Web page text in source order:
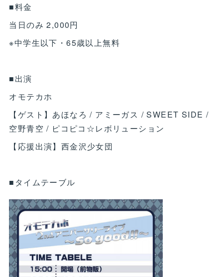
■料金
当日のみ 2,000円
※中学生以下・65歳以上無料
■出演
オモテカホ
【ゲスト】あほなろ / アミーガス / SWEET SIDE /
空野青空 / ピコピコ☆レボリューション
【応援出演】西金沢少女団
■タイムテーブル